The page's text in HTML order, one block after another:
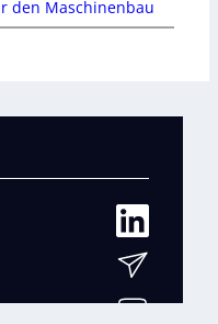
den Maschinenbau